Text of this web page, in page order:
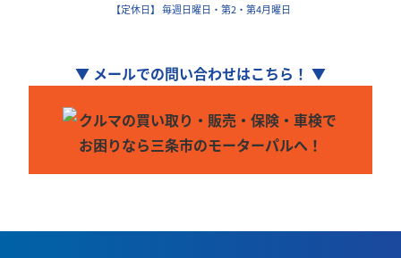
【定休日】 毎週日曜日・第2・第4月曜日
▼ メールでの問い合わせはこちら！ ▼